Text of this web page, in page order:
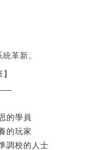
統革新。
的學員
的玩家
調校的人士